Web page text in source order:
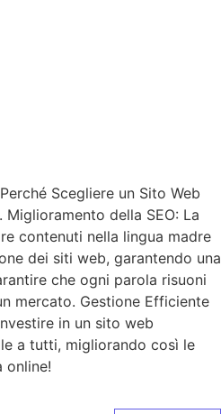
Scegliere un Sito Web
della SEO: La
contenuti nella lingua madre
dei siti web, garantendo una
che ogni parola risuoni
mercato. Gestione Efficiente
in un sito web
a tutti, migliorando così le
online!